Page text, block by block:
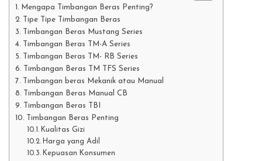
Mengapa Timbangan Beras Penting?
Tipe Tipe Timbangan Beras
Timbangan Beras Mustang Series
Timbangan Beras TM-A Series
Timbangan Beras TM- RB Series
Timbangan Beras TM TFS Series
Timbangan beras Mekanik atau Manual
Timbangan Beras Manual CB
Timbangan Beras TBI
Timbangan Beras Penting
Kualitas Gizi
Harga yang Adil
Kepuasan Konsumen